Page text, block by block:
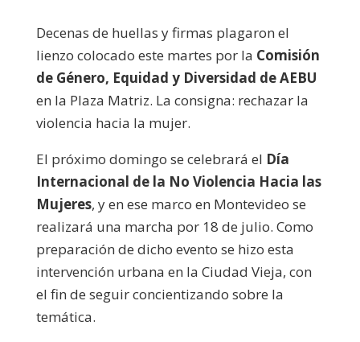
Decenas de huellas y firmas plagaron el
lienzo colocado este martes por la Comisión
de Género, Equidad y Diversidad de AEBU
en la Plaza Matriz. La consigna: rechazar la
violencia hacia la mujer.
El próximo domingo se celebrará el Día
Internacional de la No Violencia Hacia las
Mujeres, y en ese marco en Montevideo se
realizará una marcha por 18 de julio. Como
preparación de dicho evento se hizo esta
intervención urbana en la Ciudad Vieja, con
el fin de seguir concientizando sobre la
temática.